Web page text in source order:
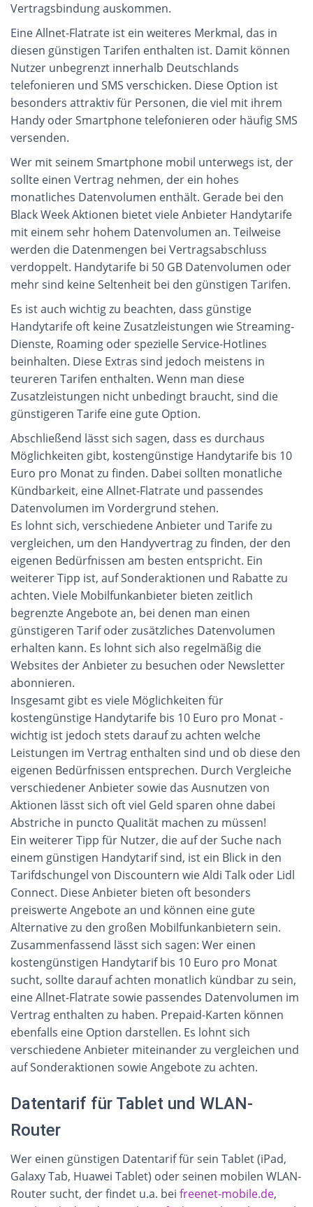
Vertragsbindung auskommen.
Eine Allnet-Flatrate ist ein weiteres Merkmal, das in
diesen günstigen Tarifen enthalten ist. Damit können
Nutzer unbegrenzt innerhalb Deutschlands
telefonieren und SMS verschicken. Diese Option ist
besonders attraktiv für Personen, die viel mit ihrem
Handy oder Smartphone telefonieren oder häufig SMS
versenden.
Wer mit seinem Smartphone mobil unterwegs ist, der
sollte einen Vertrag nehmen, der ein hohes
monatliches Datenvolumen enthält. Gerade bei den
Black Week Aktionen bietet viele Anbieter Handytarife
mit einem sehr hohem Datenvolumen an. Teilweise
werden die Datenmengen bei Vertragsabschluss
verdoppelt. Handytarife bi 50 GB Datenvolumen oder
mehr sind keine Seltenheit bei den günstigen Tarifen.
Es ist auch wichtig zu beachten, dass günstige
Handytarife oft keine Zusatzleistungen wie Streaming-
Dienste, Roaming oder spezielle Service-Hotlines
beinhalten. Diese Extras sind jedoch meistens in
teureren Tarifen enthalten. Wenn man diese
Zusatzleistungen nicht unbedingt braucht, sind die
günstigeren Tarife eine gute Option.
Abschließend lässt sich sagen, dass es durchaus
Möglichkeiten gibt, kostengünstige Handytarife bis 10
Euro pro Monat zu finden. Dabei sollten monatliche
Kündbarkeit, eine Allnet-Flatrate und passendes
Datenvolumen im Vordergrund stehen.
Es lohnt sich, verschiedene Anbieter und Tarife zu
vergleichen, um den Handyvertrag zu finden, der den
eigenen Bedürfnissen am besten entspricht. Ein
weiterer Tipp ist, auf Sonderaktionen und Rabatte zu
achten. Viele Mobilfunkanbieter bieten zeitlich
begrenzte Angebote an, bei denen man einen
günstigeren Tarif oder zusätzliches Datenvolumen
erhalten kann. Es lohnt sich also regelmäßig die
Websites der Anbieter zu besuchen oder Newsletter
abonnieren.
Insgesamt gibt es viele Möglichkeiten für
kostengünstige Handytarife bis 10 Euro pro Monat -
wichtig ist jedoch stets darauf zu achten welche
Leistungen im Vertrag enthalten sind und ob diese den
eigenen Bedürfnissen entsprechen. Durch Vergleiche
verschiedener Anbieter sowie das Ausnutzen von
Aktionen lässt sich oft viel Geld sparen ohne dabei
Abstriche in puncto Qualität machen zu müssen!
Ein weiterer Tipp für Nutzer, die auf der Suche nach
einem günstigen Handytarif sind, ist ein Blick in den
Tarifdschungel von Discountern wie Aldi Talk oder Lidl
Connect. Diese Anbieter bieten oft besonders
preiswerte Angebote an und können eine gute
Alternative zu den großen Mobilfunkanbietern sein.
Zusammenfassend lässt sich sagen: Wer einen
kostengünstigen Handytarif bis 10 Euro pro Monat
sucht, sollte darauf achten monatlich kündbar zu sein,
eine Allnet-Flatrate sowie passendes Datenvolumen im
Vertrag enthalten zu haben. Prepaid-Karten können
ebenfalls eine Option darstellen. Es lohnt sich
verschiedene Anbieter miteinander zu vergleichen und
auf Sonderaktionen sowie Angebote zu achten.
Datentarif für Tablet und WLAN-
Router
Wer einen günstigen Datentarif für sein Tablet (iPad,
Galaxy Tab, Huawei Tablet) oder seinen mobilen WLAN-
Router sucht, der findet u.a. bei freenet-mobile.de,